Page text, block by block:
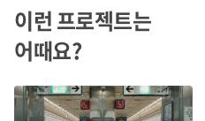
이런 프로젝트는
어때요?